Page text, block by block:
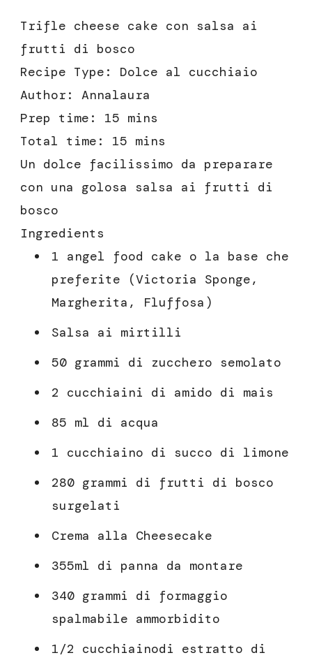
Trifle cheese cake con salsa ai
frutti di bosco
Recipe Type : Dolce al cucchiaio
Author: Annalaura
Prep time: 15 mins
Total time: 15 mins
Un dolce facilissimo da preparare
con una golosa salsa ai frutti di
bosco
Ingredients
1 angel food cake o la base che
preferite (Victoria Sponge,
Margherita, Fluffosa)
Salsa ai mirtilli
50 grammi di zucchero semolato
2 cucchiaini di amido di mais
85 ml di acqua
1 cucchiaino di succo di limone
280 grammi di frutti di bosco
surgelati
Crema alla Cheesecake
355ml di panna da montare
340 grammi di formaggio
spalmabile ammorbidito
1/2 cucchiainodi estratto di